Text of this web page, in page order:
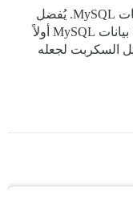
يبدو أن الجداول غير موجودة في قاعدة بيانات MySQL. يُفضل
التحقق من ذلك بتسجيل الدخول إلى قاعدة بيانات MySQL أولاً
السكربت لجعله